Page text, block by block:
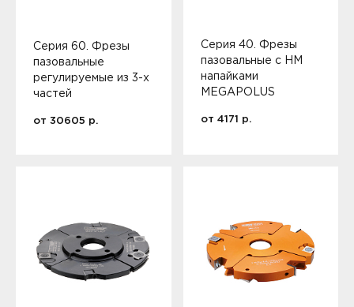
Серия 60. Фрезы
пазовальные
регулируемые из 3-х
частей
от 30605 р.
Серия 40. Фрезы
пазовальные с HM
напайками
MEGAPOLUS
от 4171 р.